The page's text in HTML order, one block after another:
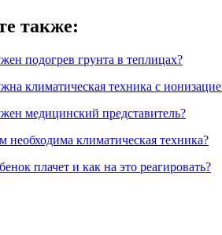
также:
подогрев грунта в теплицах?
климатическая техника с
медицинский представитель?
необходима климатическая техника?
плачет и как на это реагировать?